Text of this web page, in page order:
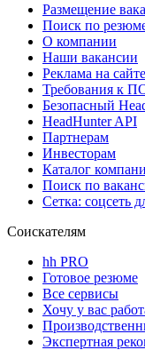
Размещение
Поиск по
О компании
Наши вакансии
Реклама на сайте
Требования к
Безопасный
HeadHunter API
Партнерам
Инвесторам
Каталог
Поиск по
Сетка: соцсеть
Соискателям
hh PRO
Готовое резюме
Все сервисы
Хочу у вас
Экспертная